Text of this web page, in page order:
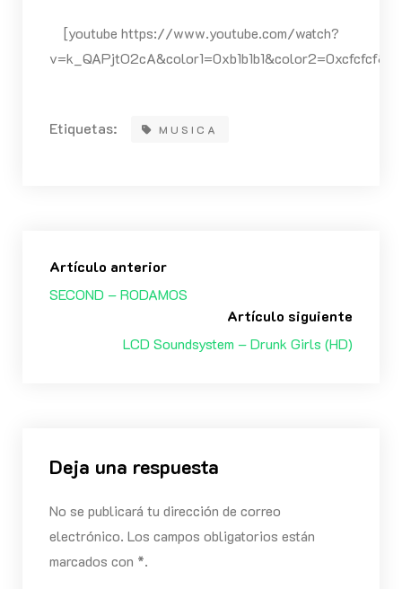
[youtube https://www.youtube.com/watch?
Etiquetas: MUSICA
Artículo anterior
SECOND – RODAMOS
Artículo siguiente
LCD Soundsystem – Drunk Girls (HD)
Deja una respuesta
No se publicará tu dirección de correo
electrónico. Los campos obligatorios están
marcados con *.